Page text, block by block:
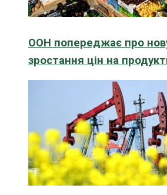
ООН попереджає про
зростання цін на